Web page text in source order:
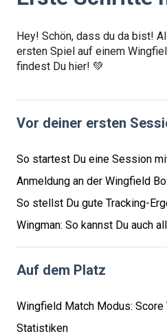
Hey! Schön, dass du da bist!
ersten Spiel auf einem
findest Du hier! 💚
Vor deiner ersten
So startest Du eine Session
Anmeldung an der Wingfield
So stellst Du gute Tracking-
Wingman: So kannst Du auch
Auf dem Platz
Wingfield Match Modus: Score
Statistiken